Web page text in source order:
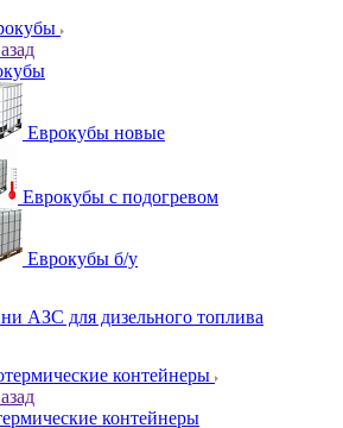
Еврокубы новые
Еврокубы с подогревом
Еврокубы б/у
АЗС для дизельного топлива
контейнеры
контейнеры